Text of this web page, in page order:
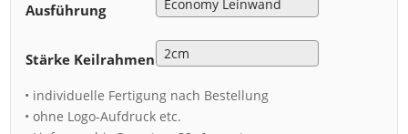
Ausführung
Stärke Keilrahmen
• individuelle Fertigung nach Bestellung
• ohne Logo-Aufdruck etc.